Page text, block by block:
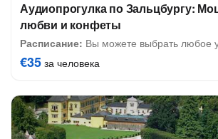
Аудиопрогулка по Зальцбургу:
любви и конфеты
Расписание: Вы можете выбрать любое
€35 за человека